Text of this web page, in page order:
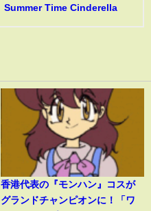
Summer Time Cinderella
香港代表の『モンハン』コスが
グランドチャンピオンに！「ワ